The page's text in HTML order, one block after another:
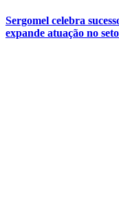
Sergomel celebra
expande atuação no